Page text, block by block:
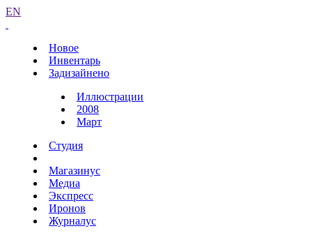
EN
Новое
Инвентарь
Задизайнено
Иллюстрации
2008
Март
Студия
Магазинус
Медиа
Экспресс
Иронов
Журналус